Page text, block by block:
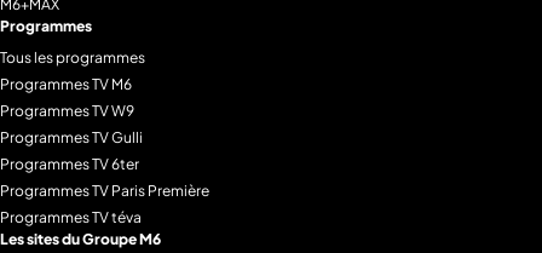
M6+MAX
Programmes
Tous les programmes
Programmes TV M6
Programmes TV W9
Programmes TV Gulli
Programmes TV 6ter
Programmes TV Paris Première
Programmes TV téva
Les sites du Groupe M6